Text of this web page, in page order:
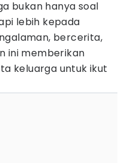
bukan hanya soal
lebih kepada
bercerita,
ini memberikan
keluarga untuk ikut